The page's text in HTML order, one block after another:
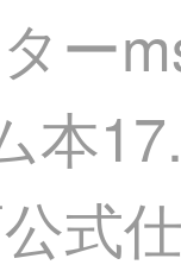
ー
本
式